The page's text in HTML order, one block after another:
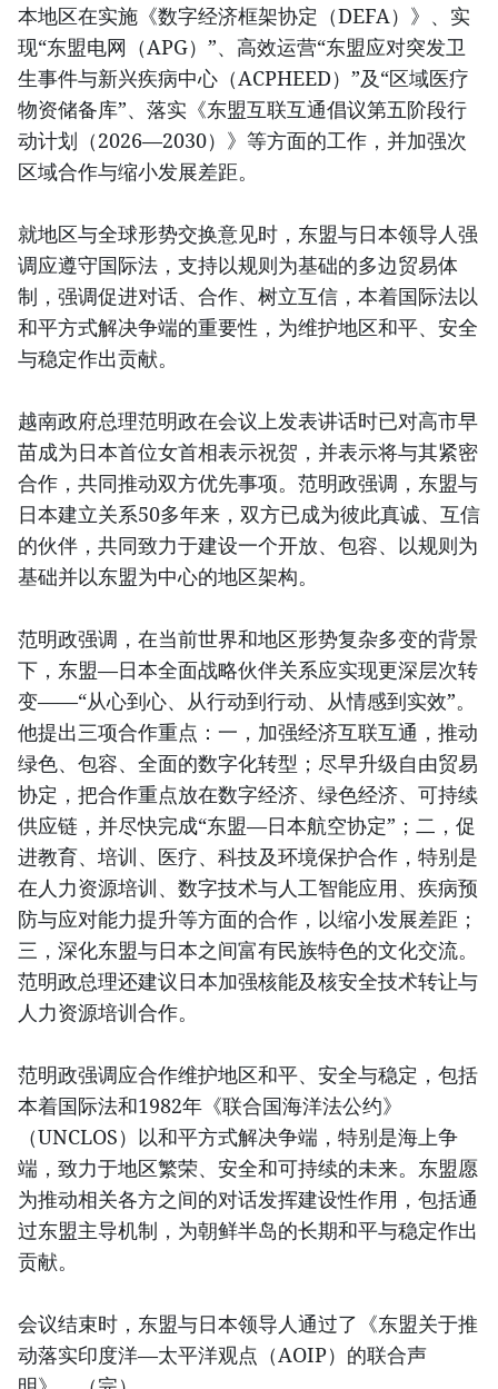
本地区在实施《数字经济框架协定（DEFA）》、实
现“东盟电网（APG）”、高效运营“东盟应对突发卫
生事件与新兴疾病中心（ACPHEED）”及“区域医疗
物资储备库”、落实《东盟互联互通倡议第五阶段行
动计划（2026—2030）》等方面的工作，并加强次
区域合作与缩小发展差距。
就地区与全球形势交换意见时，东盟与日本领导人强
调应遵守国际法，支持以规则为基础的多边贸易体
制，强调促进对话、合作、树立互信，本着国际法以
和平方式解决争端的重要性，为维护地区和平、安全
与稳定作出贡献。
越南政府总理范明政在会议上发表讲话时已对高市早
苗成为日本首位女首相表示祝贺，并表示将与其紧密
合作，共同推动双方优先事项。范明政强调，东盟与
日本建立关系50多年来，双方已成为彼此真诚、互信
的伙伴，共同致力于建设一个开放、包容、以规则为
基础并以东盟为中心的地区架构。
范明政强调，在当前世界和地区形势复杂多变的背景
下，东盟—日本全面战略伙伴关系应实现更深层次转
变——“从心到心、从行动到行动、从情感到实效”。
他提出三项合作重点：一，加强经济互联互通，推动
绿色、包容、全面的数字化转型；尽早升级自由贸易
协定，把合作重点放在数字经济、绿色经济、可持续
供应链，并尽快完成“东盟—日本航空协定”；二，促
进教育、培训、医疗、科技及环境保护合作，特别是
在人力资源培训、数字技术与人工智能应用、疾病预
防与应对能力提升等方面的合作，以缩小发展差距；
三，深化东盟与日本之间富有民族特色的文化交流。
范明政总理还建议日本加强核能及核安全技术转让与
人力资源培训合作。
范明政强调应合作维护地区和平、安全与稳定，包括
本着国际法和1982年《联合国海洋法公约》
（UNCLOS）以和平方式解决争端，特别是海上争
端，致力于地区繁荣、安全和可持续的未来。东盟愿
为推动相关各方之间的对话发挥建设性作用，包括通
过东盟主导机制，为朝鲜半岛的长期和平与稳定作出
贡献。
会议结束时，东盟与日本领导人通过了《东盟关于推
动落实印度洋—太平洋观点（AOIP）的联合声